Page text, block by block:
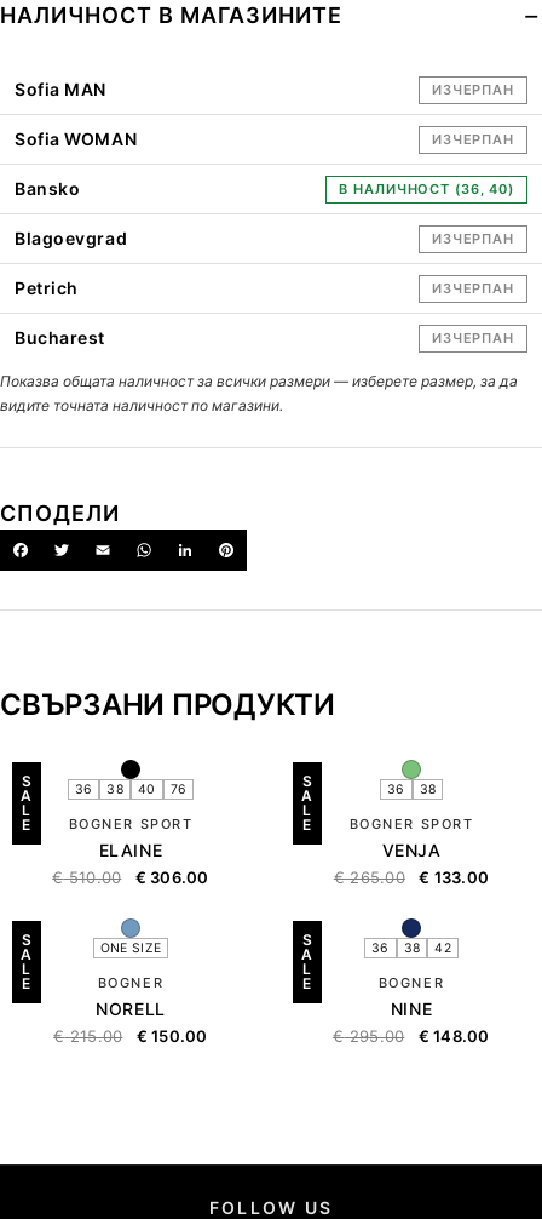
НАЛИЧНОСТ В МАГАЗИНИТЕ
Sofia MAN ИЗЧЕРПАН
Sofia WOMAN ИЗЧЕРПАН
Bansko В НАЛИЧНОСТ (36, 40)
Blagoevgrad ИЗЧЕРПАН
Petrich ИЗЧЕРПАН
Bucharest ИЗЧЕРПАН
Показва общата наличност за всички размери — изберете размер, за да
видите точната наличност по магазини.
СПОДЕЛИ
СВЪРЗАНИ ПРОДУКТИ
S
A
L
E
36 38 40 76
BOGNER SPORT
ELAINE
€510.00 € 306.00
S
A
L
E
36 38
BOGNER SPORT
VENJA
€265.00 € 133.00
S
A
L
E
ONE SIZE
BOGNER
NORELL
€215.00 € 150.00
S
A
L
E
36 38 42
BOGNER
NINE
€295.00 € 148.00
FOLLOW US